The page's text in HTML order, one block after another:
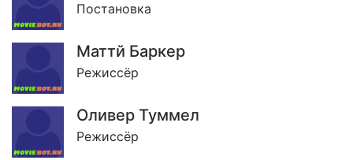
Постановка
Маттй Баркер
Режиссёр
Оливер Туммел
Режиссёр